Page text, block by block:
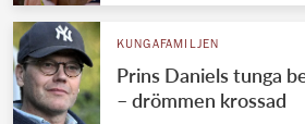
KUNGAFAMILJEN
Prins Daniels tunga
– drömmen krossad